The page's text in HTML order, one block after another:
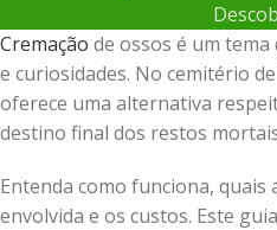
Cremação de ossos é um
e curiosidades. No cemitério
oferece uma alternativa
destino final dos restos
Entenda como funciona, quais
envolvida e os custos. Este